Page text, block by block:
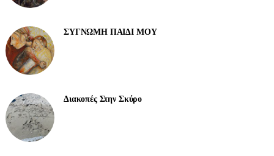
ΣΥΓΝΩΜΗ ΠΑΙΔΙ ΜΟΥ
Διακοπές Στην Σκύρο